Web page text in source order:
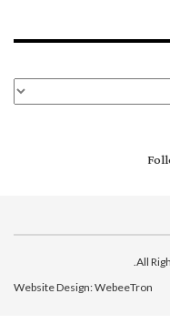
Website Design:WebeeTron